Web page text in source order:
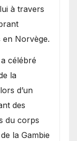
à travers
en Norvège.
a célébré
la
d’un
des
du corps
la Gambie